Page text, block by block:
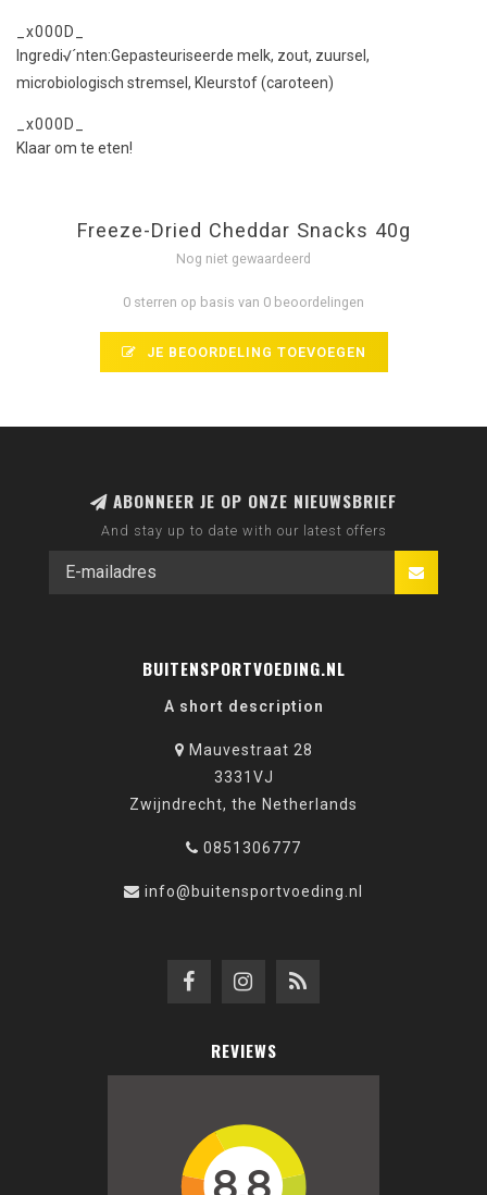
_x000D_
Ingredi√´nten:Gepasteuriseerde melk, zout, zuursel,
microbiologisch stremsel, Kleurstof (caroteen)
_x000D_
Klaar om te eten!
Freeze-Dried Cheddar Snacks 40g
Nog niet gewaardeerd
0 sterren op basis van 0 beoordelingen
JE BEOORDELING TOEVOEGEN
ABONNEER JE OP ONZE NIEUWSBRIEF
And stay up to date with our latest offers
BUITENSPORTVOEDING.NL
A short description
Mauvestraat 28
3331VJ
Zwijndrecht, the Netherlands
0851306777
info@buitensportvoeding.nl
REVIEWS